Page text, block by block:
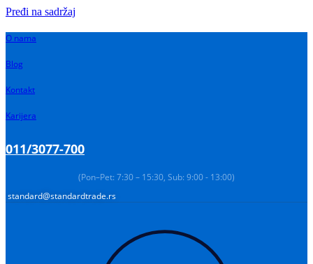
Pređi na sadržaj
O nama
Blog
Kontakt
Karijera
011/3077-700
(Pon–Pet: 7:30 – 15:30, Sub: 9:00 - 13:00)
standard@standardtrade.rs